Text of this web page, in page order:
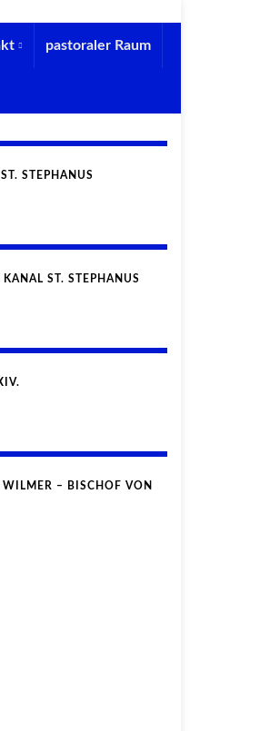
pastoraler Raum
STEPHANUS
ST. STEPHANUS
WILMER – BISCHOF VON